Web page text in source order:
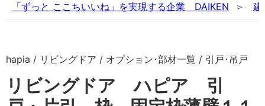
「ずっと ここちいいね」を実現する企業 DAIKEN 建
hapia / リビングドア / オプション･部材一覧 / 引戸･吊戸
リビングドア ハピア 引